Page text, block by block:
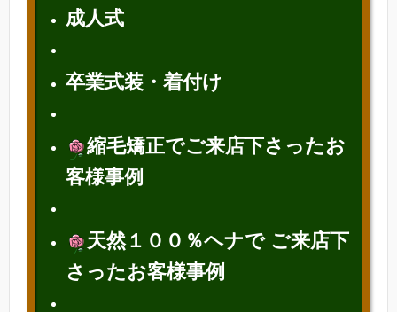
成人式
卒業式装・着付け
縮毛矯正でご来店下さったお
客様事例
天然１００％ヘナで ご来店下
さったお客様事例